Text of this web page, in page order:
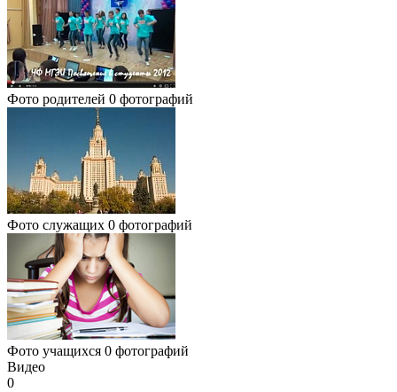
Фото родителей 0 фотографий
Фото служащих 0 фотографий
Фото учащихся 0 фотографий
Видео
0